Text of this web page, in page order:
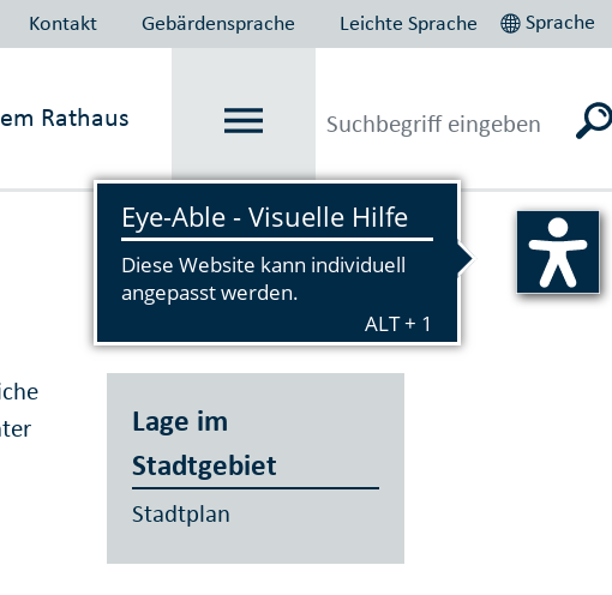
Kontakt Gebärdensprache Leichte Sprache Sprache
Rathaus
Vorlesen
Lage im
Stadtgebiet
Stadtplan